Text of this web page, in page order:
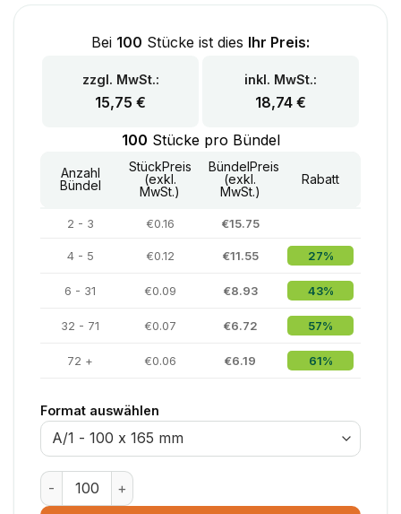
Bei 100 Stücke ist dies Ihr Preis:
zzgl. MwSt.:
15,75 €
inkl. MwSt.:
18,74 €
100 Stücke pro Bündel
Anzahl
Bündel
StückPreis
(exkl.
MwSt.)
BündelPreis
(exkl.
MwSt.)
Rabatt
2 - 3 €0.16 €15.75
4 - 5 €0.12 €11.55 27%
6 - 31 €0.09 €8.93 43%
32 - 71 €0.07 €6.72 57%
72 + €0.06 €6.19 61%
Format auswählen
Luftpolsterumschlag ECO – 180 x 165 mm – Größe CD